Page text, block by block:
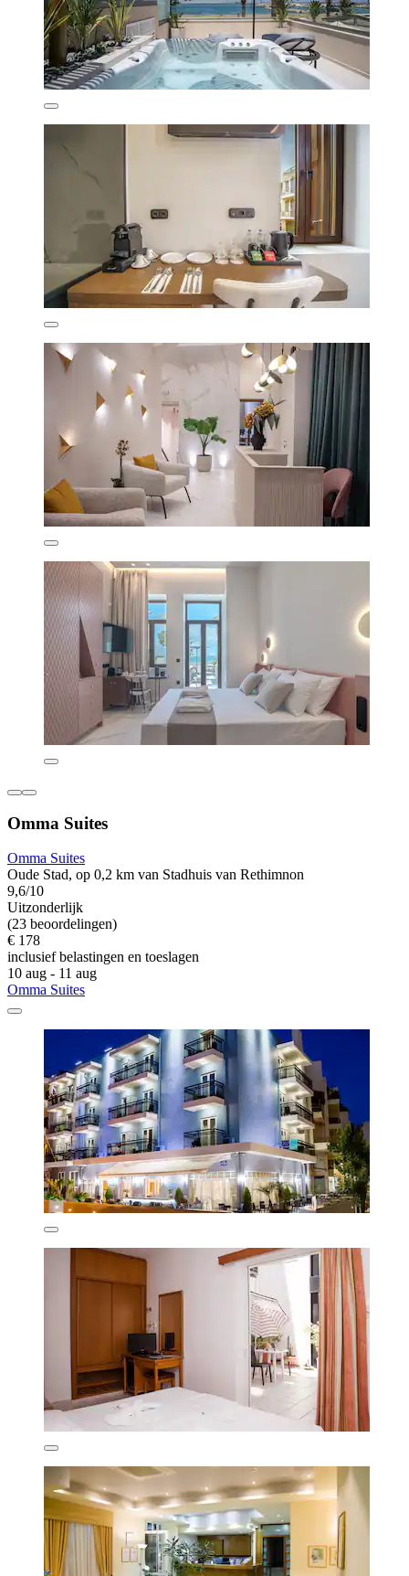
Omma Suites
Omma Suites
Oude Stad, op 0,2 km van Stadhuis van Rethimnon
9,6/10
Uitzonderlijk
(23 beoordelingen)
€ 178
inclusief belastingen en toeslagen
10 aug - 11 aug
Omma Suites